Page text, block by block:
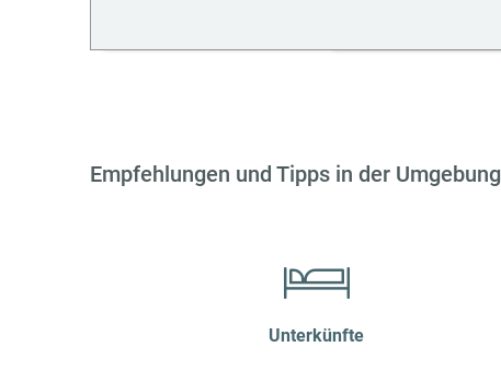
Empfehlungen und Tipps in der Umgebung
Unterkünfte